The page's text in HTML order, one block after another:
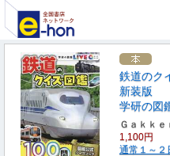
鉄道のク
新装版
学研の
Ｇａｋｋｅ
1,100円
通常１～２